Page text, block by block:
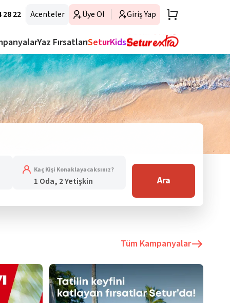
28 22 Acenteler Üye Ol Giriş Yap
Yaz FırsatlarıSeturKids
Kaç Kişi Konaklayacaksınız?
1 Oda, 2 Yetişkin Ara
Tüm Kampanyalar